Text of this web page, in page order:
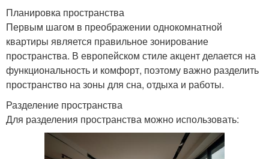
Планировка пространства
Первым шагом в преображении однокомнатной
квартиры является правильное зонирование
пространства. В европейском стиле акцент делается на
функциональность и комфорт, поэтому важно разделить
пространство на зоны для сна, отдыха и работы.
Разделение пространства
Для разделения пространства можно использовать: